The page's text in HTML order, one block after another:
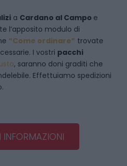
a Cardano al Campo e
l’apposito modulo di
“Come ordinare” trovate
I vostri pacchi
, saranno doni graditi che
Effettuiamo spedizioni
INFORMAZIONI